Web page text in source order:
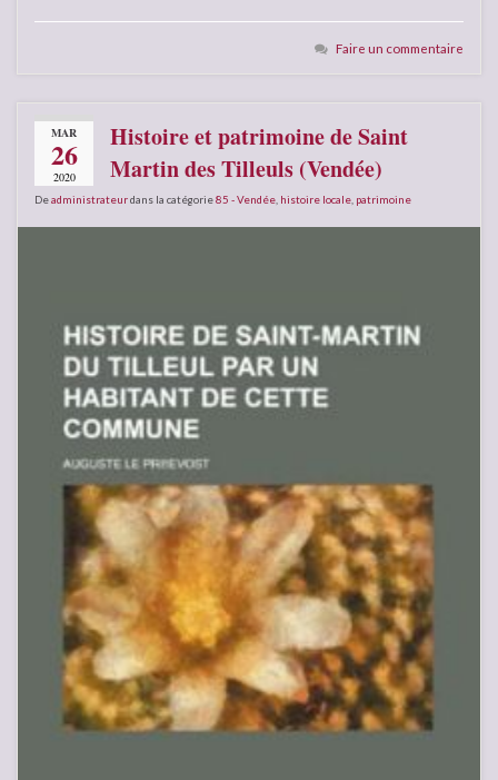
Faire un commentaire
MAR
26
2020
Histoire et patrimoine de Saint
Martin des Tilleuls (Vendée)
Deadministrateurdans la catégorie85 - Vendée histoire locale patrimoine